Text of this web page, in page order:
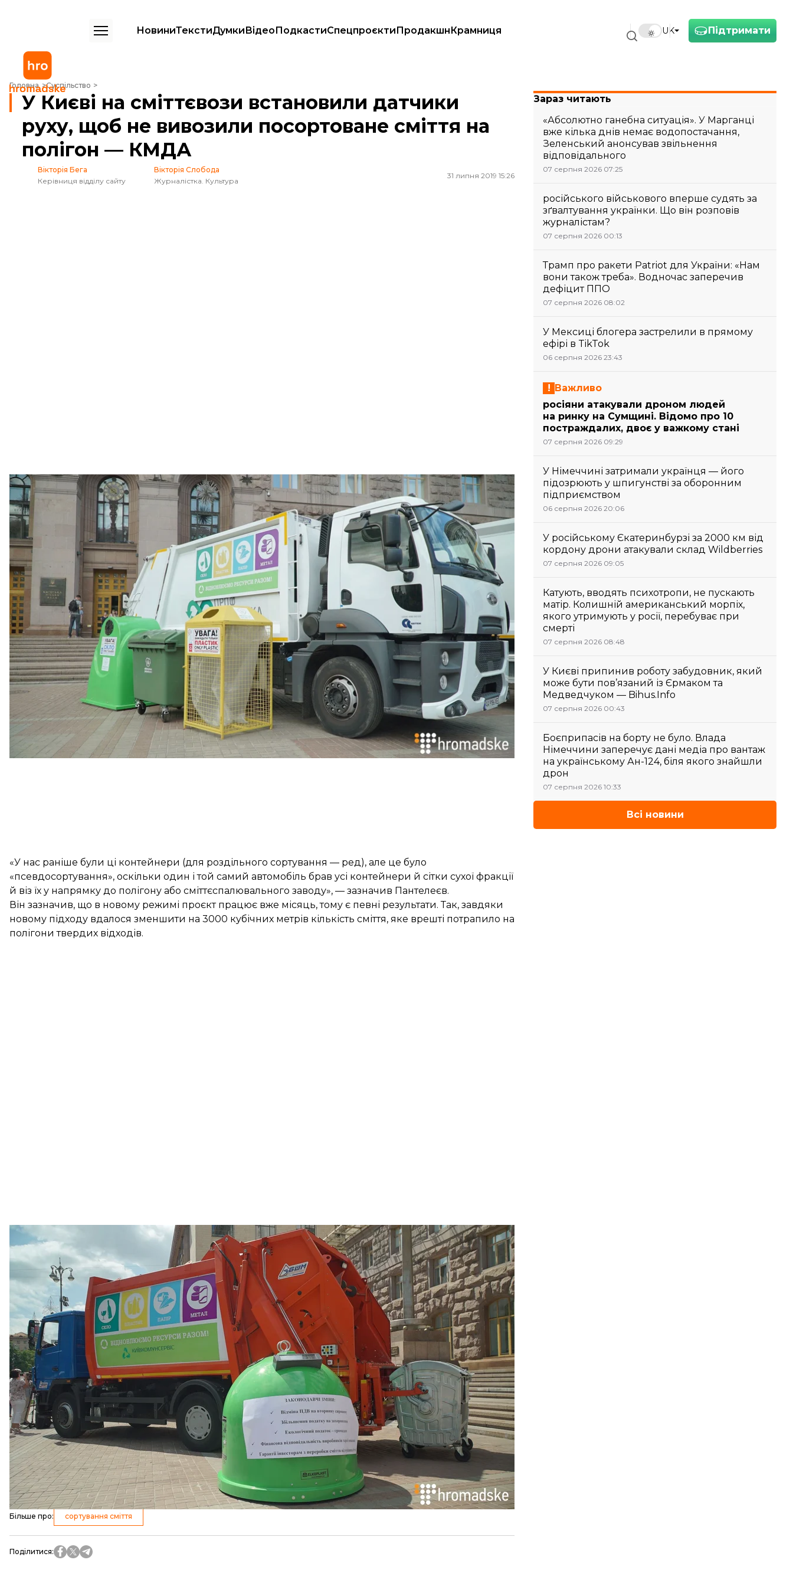
Підтримати
UK
НовиниТекстиДумкиВідеоПодкастиСпецпроєктиПродакшнКрамниця
Головна Суспільство
У Києві на сміттєвози встановили датчики руху, щоб не вивозили посортоване сміття на полігон — КМДА
У Києві на сміттєвози встановили датчики
руху, щоб не вивозили посортоване сміття на
полігон — КМДА
Вікторія Бега
Керівниця відділу сайту
Вікторія Слобода
Журналістка. Культура
31 липня 2019 15:26
У Києві на сміттєвози встановлять датчики руху, щоб не вивозили посортоване сміття на полігон
Вікторія Слобода/Громадське
2, 5 тисячі нових контейнерів, спеціальні маркування та просвітницька робота — цього недостатньо,
щоб сміття з роздільних баків йшло на переробку. У Київській держадміністрації заявили, що
зіткнулися з проблемою «псевдосортування» — коли один автомобіль забирає всі контейнери й
везе на полігон. З цим боротимуться GPS—датчиками.
Про це повідомили на брифінгу КМДА, передає кореспондентка Громадського.
«Усі перевізники, які працюють з муніципалітетом, з комунальним підприємством
«Київкомунсервіс», підтримали ідею впровадження роздільного збору сміття у Києві. Ми
домовились про те, що окремий автомобіль забирає сміття на сортувальні лінії. Це таке
«перезавантаження» проєкту сортування»,— зазначив заступник голови КМДА Петро Пантелеєв.
Передбачається, що машини будуть контролювати через GPS-датчики, а перед вивантаженням на
полігонах твердих побутових відходів або на сміттєспалювальних заводах вони в обов'язковому
порядку проходитимуть сортувальні лінії, де будуть відбирати скло, пластик і деякі інші види сміття.
Зараз датчиками обладнані майже всі старі та усі нові сміттєвози.
«У нас раніше були ці контейнери (для роздільного сортування — ред), але це було
«псевдосортування», оскільки один і той самий автомобіль брав усі контейнери й сітки сухої фракції
й віз їх у напрямку до полігону або сміттєспалювального заводу», — зазначив Пантелеєв.
Він зазначив, що в новому режимі проєкт працює вже місяць, тому є певні результати. Так, завдяки
новому підходу вдалося зменшити на 3000 кубічних метрів кількість сміття, яке врешті потрапило на
полігони твердих відходів.
У Києві на сміттєвози встановлять датчики руху
Вікторія Слобода/Громадське
За словами представника КМДА, близько третини будинків Києва уже сортують і розділяють сміття.
«Певні будинки відмовляють від цієї ідеї, а деякі — навпаки — хочуть. Для людей це є моральний
стимул і в перспективі навіть матеріальний — зменшення послуги на вивезення відходів», —
пояснив Петро Пантелеєв.
Усі охочі встановити такі контейнери можуть звертатися до київського контакт-центру «1551».
Представник КМДА додав, що на законодавчому рівні необхідно скасувати податок на вторинну
сировину, збільшити податок на захоронення, передати екологічний податок на рівень місцевих
громад, де розташовані об’єкти поводження з відходами, передбачити фінансову відповідальність
виробників товарів у тарі й упаковці, можливість гарантій інвесторам з переробки сміття від
муніципалітетів.
18 липня міський голова Віталій Кличко у себе на сторінці у Фейсбук опублікував відео та написав,
що у київських дворах вже встановили 2,5 тисячі нових контейнерів для збору роздільного сміття.
Надалі кількість баків будуть збільшувати.
читайте також
МОЗ пропонує нові санітарні норми: збільшити кількість сміттєвих урн та громадських туалетів і
заборонити палити листя
Більше про: сортування сміття
Поділитися:
Зараз читають
«Абсолютно ганебна ситуація». У Марганці
вже кілька днів немає водопостачання,
Зеленський анонсував звільнення
відповідального
07 серпня 2026 07:25
російського військового вперше судять за
зґвалтування українки. Що він розповів
журналістам?
07 серпня 2026 00:13
Трамп про ракети Patriot для України: «Нам
вони також треба». Водночас заперечив
дефіцит ППО
07 серпня 2026 08:02
У Мексиці блогера застрелили в прямому
ефірі в TikTok
06 серпня 2026 23:43
Важливо
росіяни атакували дроном людей
на ринку на Сумщині. Відомо про 10
постраждалих, двоє у важкому стані
07 серпня 2026 09:29
У Німеччині затримали українця — його
підозрюють у шпигунстві за оборонним
підприємством
06 серпня 2026 20:06
У російському Єкатеринбурзі за 2000 км від
кордону дрони атакували склад Wildberries
07 серпня 2026 09:05
Катують, вводять психотропи, не пускають
матір. Колишній американський морпіх,
якого утримують у росії, перебуває при
смерті
07 серпня 2026 08:48
У Києві припинив роботу забудовник, який
може бути пов’язаний із Єрмаком та
Медведчуком — Bihus.Info
07 серпня 2026 00:43
Боєприпасів на борту не було. Влада
Німеччини заперечує дані медіа про вантаж
на українському Ан-124, біля якого знайшли
дрон
07 серпня 2026 10:33
Всі новини